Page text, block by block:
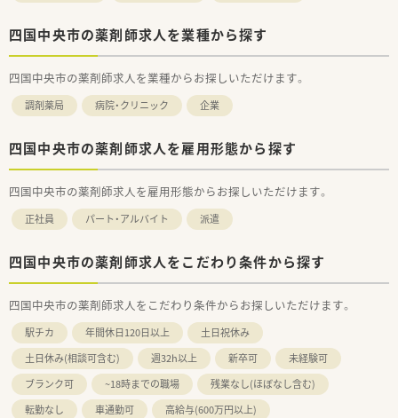
四国中央市の薬剤師求人を業種から探す
四国中央市の薬剤師求人を業種からお探しいただけます。
調剤薬局 病院・クリニック 企業
四国中央市の薬剤師求人を雇用形態から探す
四国中央市の薬剤師求人を雇用形態からお探しいただけます。
正社員 パート・アルバイト 派遣
四国中央市の薬剤師求人をこだわり条件から探す
四国中央市の薬剤師求人をこだわり条件からお探しいただけます。
駅チカ 年間休日120日以上
土日祝休み
土日休み(相談可含む)
週32h以上 新卒可
未経験可
ブランク可
~18時までの職場
残業なし(ほぼなし含む)
転勤なし
車通勤可
高給与(600万円以上)